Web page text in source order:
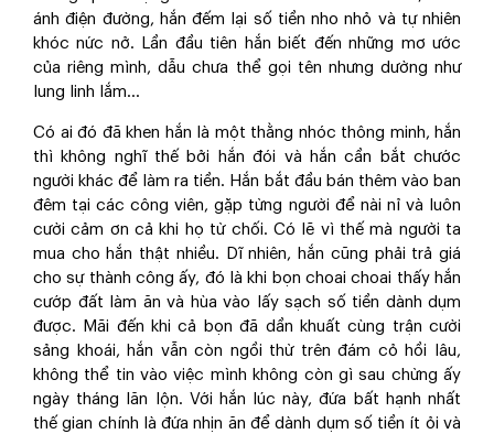
ánh điện đường, hắn đếm lại số tiền nho nhỏ và tự nhiên
khóc nức nở. Lần đầu tiên hắn biết đến những mơ ước
của riêng mình, dẫu chưa thể gọi tên nhưng dường như
lung linh lắm...
Có ai đó đã khen hắn là một thằng nhóc thông minh, hắn
thì không nghĩ thế bởi hắn đói và hắn cần bắt chước
người khác để làm ra tiền. Hắn bắt đầu bán thêm vào ban
đêm tại các công viên, gặp từng người để nài nỉ và luôn
cười cảm ơn cả khi họ từ chối. Có lẽ vì thế mà người ta
mua cho hắn thật nhiều. Dĩ nhiên, hắn cũng phải trả giá
cho sự thành công ấy, đó là khi bọn choai choai thấy hắn
cướp đất làm ăn và hùa vào lấy sạch số tiền dành dụm
được. Mãi đến khi cả bọn đã dần khuất cùng trận cười
sảng khoái, hắn vẫn còn ngồi thừ trên đám cỏ hồi lâu,
không thể tin vào việc mình không còn gì sau chừng ấy
ngày tháng lăn lộn. Với hắn lúc này, đứa bất hạnh nhất
thế gian chính là đứa nhịn ăn để dành dụm số tiền ít ỏi và